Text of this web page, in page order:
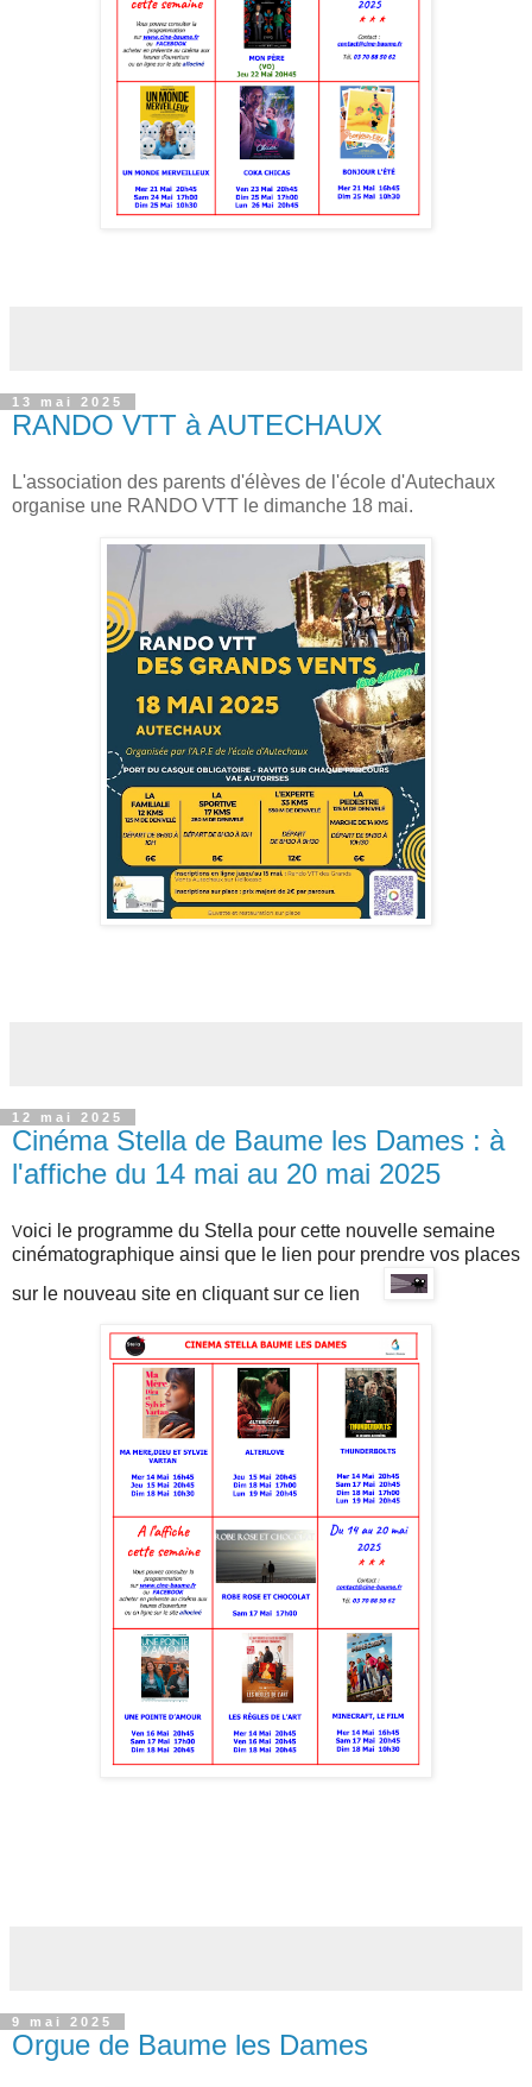
13 mai 2025
RANDO VTT à AUTECHAUX
L'association des parents d'élèves de l'école d'Autechaux
organise une RANDO VTT le dimanche 18 mai.
12 mai 2025
Cinéma Stella de Baume les Dames : à
l'affiche du 14 mai au 20 mai 2025
Voici le programme du Stella pour cette nouvelle semaine
cinématographique ainsi que l e lien pour prendre vos places
sur le nouveau site en cliquant sur ce lien
9 mai 2025
Orgue de Baume les Dames